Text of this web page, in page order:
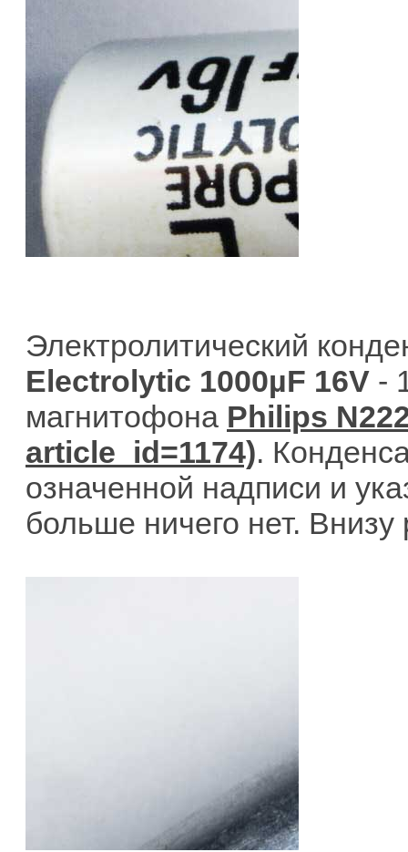
Электролитический
Electrolytic 1000µF 16V -
магнитофона Philips
.
означенной надписи и
больше ничего нет.